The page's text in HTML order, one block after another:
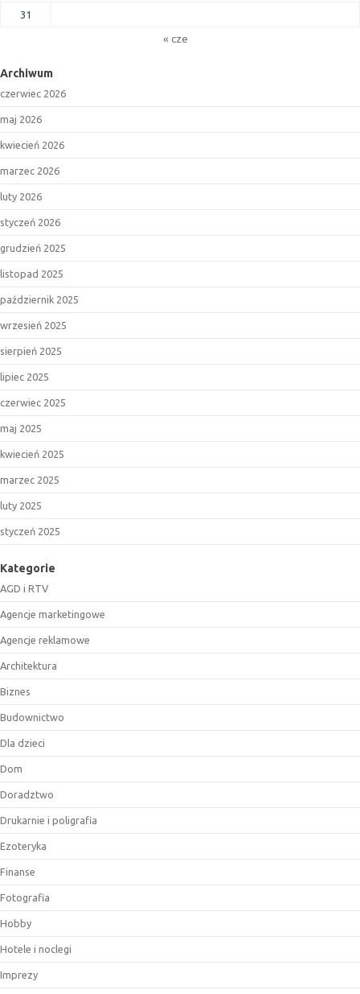
31
« cze
Archiwum
czerwiec 2026
maj 2026
kwiecień 2026
marzec 2026
luty 2026
styczeń 2026
grudzień 2025
listopad 2025
październik 2025
wrzesień 2025
sierpień 2025
lipiec 2025
czerwiec 2025
maj 2025
kwiecień 2025
marzec 2025
luty 2025
styczeń 2025
Kategorie
AGD i RTV
Agencje marketingowe
Agencje reklamowe
Architektura
Biznes
Budownictwo
Dla dzieci
Dom
Doradztwo
Drukarnie i poligrafia
Ezoteryka
Finanse
Fotografia
Hobby
Hotele i noclegi
Imprezy